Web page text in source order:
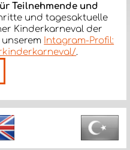
Teilnehmende und
und tagesaktuelle
Kinderkarneval der
Intagram-Profil:
.